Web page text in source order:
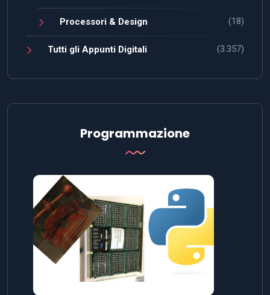
Processori & Design (18)
Tutti gli Appunti Digitali (3.357)
Programmazione